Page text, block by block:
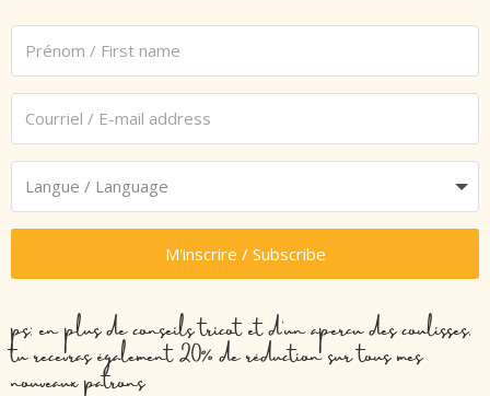
M'inscrire / Subscribe
ps: en plus de conseils tricot et d’un aperçu des coulisses,
tu recevras également 20% de réduction sur tous mes
nouveaux patrons